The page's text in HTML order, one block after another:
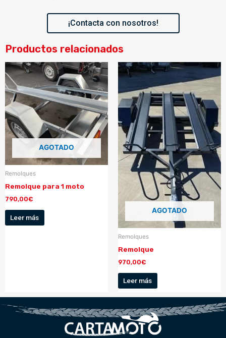
¡Contacta con nosotros!
Productos relacionados
AGOTADO
Remolques
Remolque para 1 moto
790,00€
Leer más
AGOTADO
Remolques
Remolque
970,00€
Leer más